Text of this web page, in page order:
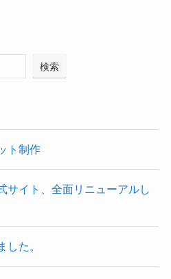
検索
ト制作
サイト、全面リニューアルし
た。